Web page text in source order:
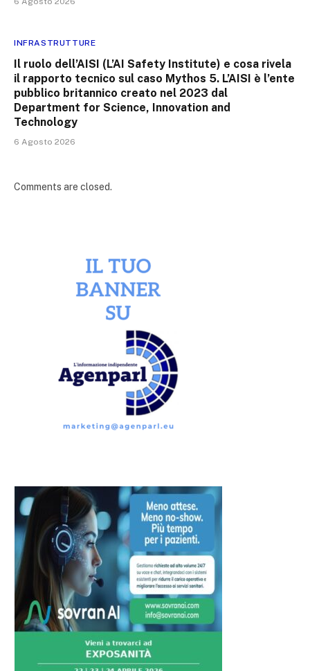
INFRASTRUTTURE
Il ruolo dell’AISI (L’AI Safety Institute) e cosa rivela
il rapporto tecnico sul caso Mythos 5. L’AISI è l’ente
pubblico britannico creato nel 2023 dal
Department for Science, Innovation and
Technology
6 Agosto 2026
Comments are closed.